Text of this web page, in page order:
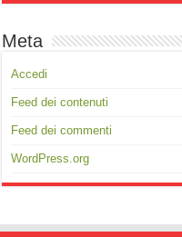
Meta
Accedi
Feed dei contenuti
Feed dei commenti
WordPress.org